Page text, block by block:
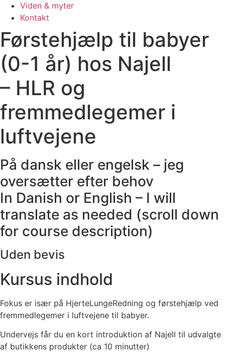
Viden & myter
Kontakt
Førstehjælp til babyer
(0-1 år) hos Najell
– HLR og
fremmedlegemer i
luftvejene
På dansk eller engelsk – jeg
oversætter efter behov
In Danish or English – I will
translate as needed (scroll down
for course description)
Uden bevis
Kursus indhold
Fokus er især på HjerteLungeRedning og førstehjælp ved
fremmedlegemer i luftvejene til babyer.
Undervejs får du en kort introduktion af Najell til udvalgte
af butikkens produkter (ca 10 minutter)